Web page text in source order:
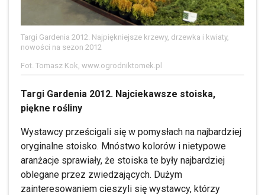
Targi Gardenia 2012. Najpiękniejsze krzewy, drzewka i kwiaty,
nowości na sezon 2012
Fot. Tomasz Kok, www.ogrodniktomek.pl
Targi Gardenia 2012. Najciekawsze stoiska,
piękne rośliny
Wystawcy prześcigali się w pomysłach na najbardziej
oryginalne stoisko. Mnóstwo kolorów i nietypowe
aranżacje sprawiały, że stoiska te były najbardziej
oblegane przez zwiedzających. Dużym
zainteresowaniem cieszyli się wystawcy, którzy